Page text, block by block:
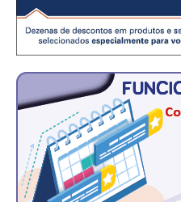
GUIA DAS ENGENHARIAS
CONTATO
CURSOS
ENGENHEIRO EMPREENDEDOR
SEESP EDUCAÇÃO
PLATAFORMAS GRATUITAS